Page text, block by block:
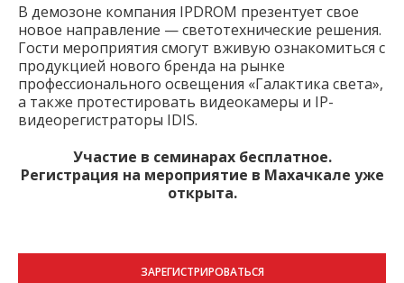
В демозоне компания IPDROM презентует свое
новое направление — светотехнические решения.
Гости мероприятия смогут вживую ознакомиться с
продукцией нового бренда на рынке
профессионального освещения «Галактика света»,
а также протестировать видеокамеры и IP-
видеорегистраторы IDIS.
Участие в семинарах бесплатное.
Регистрация на мероприятие в Махачкале уже
открыта.
ЗАРЕГИСТРИРОВАТЬСЯ